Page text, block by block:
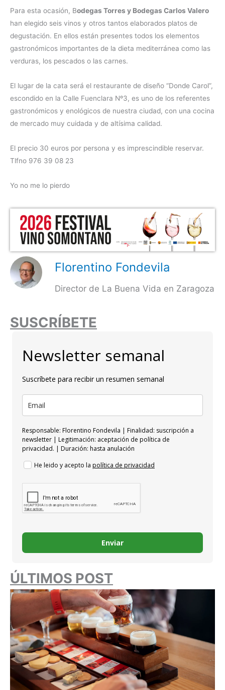
Para esta ocasión, Bodegas Torres y Bodegas Carlos Valero
han elegido seis vinos y otros tantos elaborados platos de
degustación. En ellos están presentes todos los elementos
gastronómicos importantes de la dieta mediterránea como las
verduras, los pescados o las carnes.
El lugar de la cata será el restaurante de diseño “Donde Carol”,
escondido en la Calle Fuenclara Nº3, es uno de los referentes
gastronómicos y enológicos de nuestra ciudad, con una cocina
de mercado muy cuidada y de altísima calidad.
El precio 30 euros por persona y es imprescindible reservar.
Tlfno 976 39 08 23
Yo no me lo pierdo
Florentino Fondevila
Director de La Buena Vida en Zaragoza
SUSCRÍBETE
Newsletter semanal
Suscríbete para recibir un resumen semanal
Responsable: Florentino Fondevila | Finalidad: suscripción a
newsletter | Legitimación: aceptación de política de
privacidad. | Duración: hasta anulación
He leido y acepto la política de privacidad
Enviar
ÚLTIMOS POST